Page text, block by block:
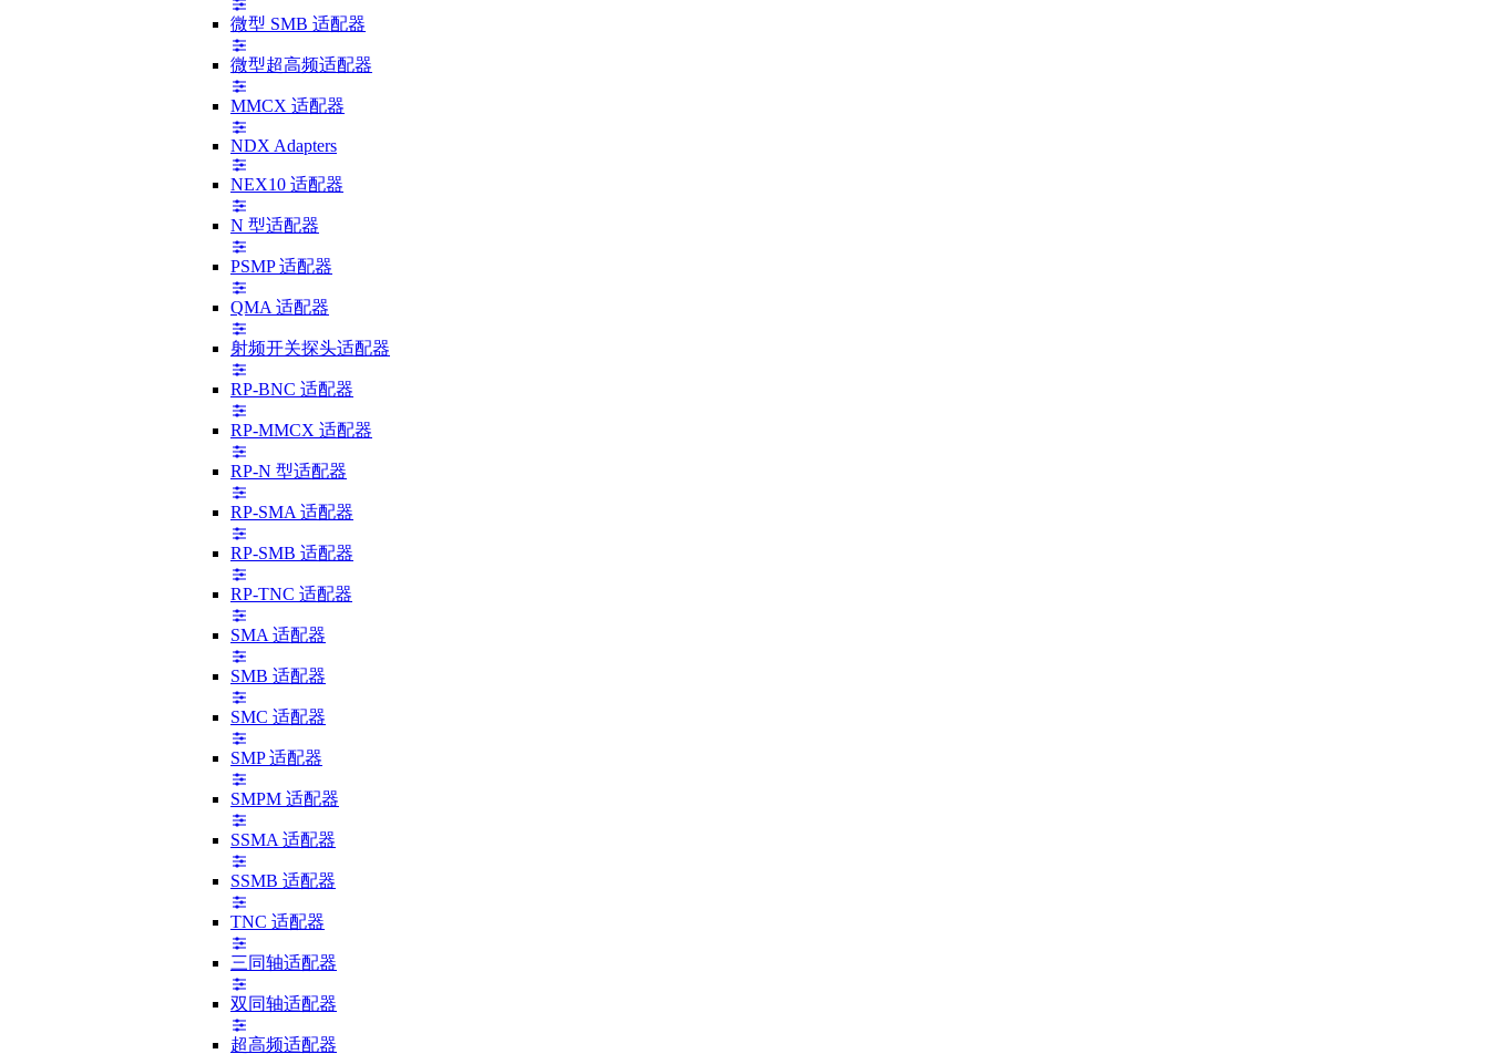
微型 SMB 适配器
微型超高频适配器
MMCX 适配器
NDX Adapters
NEX10 适配器
N 型适配器
PSMP 适配器
QMA 适配器
射频开关探头适配器
RP-BNC 适配器
RP-MMCX 适配器
RP-N 型适配器
RP-SMA 适配器
RP-SMB 适配器
RP-TNC 适配器
SMA 适配器
SMB 适配器
SMC 适配器
SMP 适配器
SMPM 适配器
SSMA 适配器
SSMB 适配器
TNC 适配器
三同轴适配器
双同轴适配器
超高频适配器